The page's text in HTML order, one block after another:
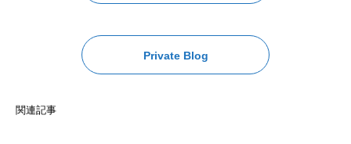
Private Blog
関連記事